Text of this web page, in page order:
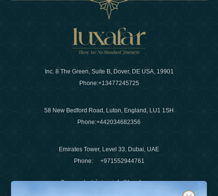
Inc. 8 The Green, Suite B, Dover, DE USA, 19901
Phone:+13477245725
58 New Bedford Road, Luton, England, LU1 1SH
Phone:+442034682356
Emirates Tower, Level 33, Dubai, UAE
Phone: +971552944761
Correo electrónico:info@luxafar.com
¿Le gustaría saber más sobre las últimas tendencias en
Suscríbete a nuestro boletín y mantente actualizado